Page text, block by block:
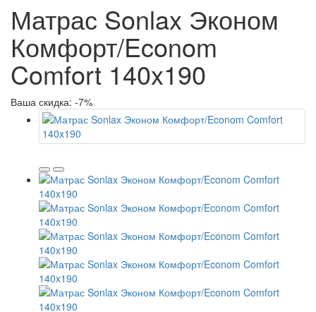
Матрас Sonlax Эконом
Комфорт/Econom
Comfort 140x190
Ваша скидка: -7%